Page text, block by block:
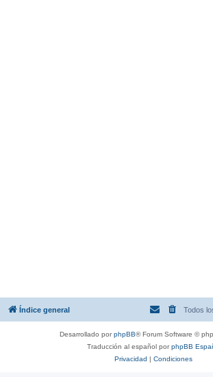
Índice general Todos
Desarrollado porphpBB® Forum Software ©
Traducción al español porphpBB
Privacidad | Condiciones